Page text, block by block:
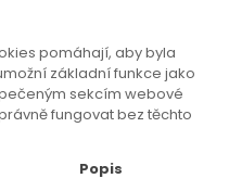
pomáhají, aby byla
základní funkce jako
sekcím webové
fungovat bez těchto
Popis